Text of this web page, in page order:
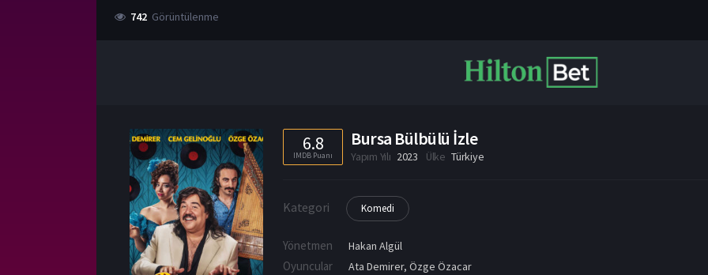
742 Görüntülenme
6.8
IMDB Puanı
Bursa Bülbülü İzle
Yapım Yılı 2023 Ülke Türkiye
Kategori Komedi
Yönetmen Hakan Algül
Oyuncular Ata Demirer,Özge Özacar